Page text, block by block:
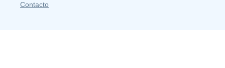
Contacto